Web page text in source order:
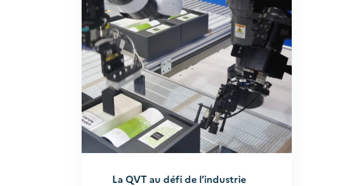
La QVT au défi de l’industrie